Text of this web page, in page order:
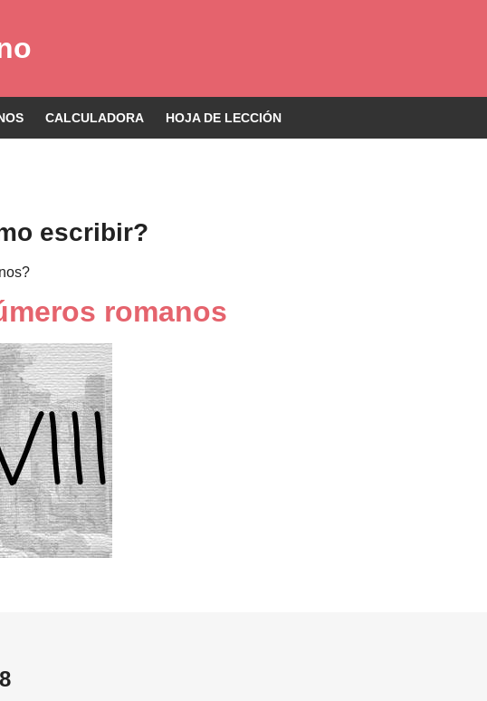
CALCULADORA HOJA DE LECCIÓN
escribir?
romanos